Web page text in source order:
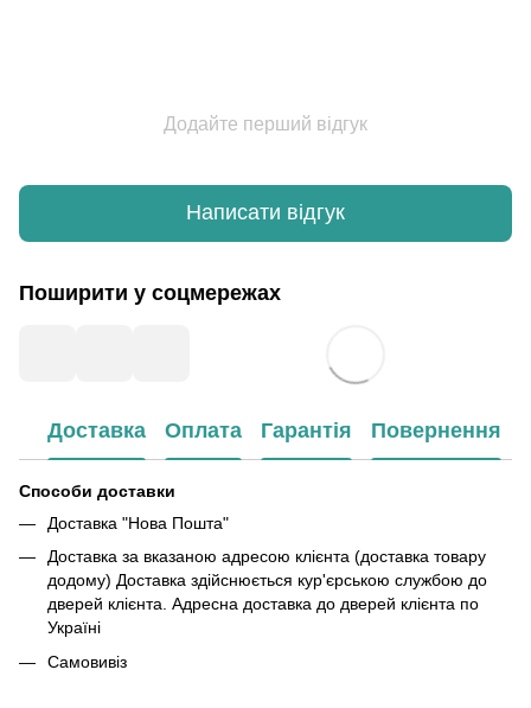
Додайте перший відгук
Написати відгук
Поширити у соцмережах
Доставка Оплата Гарантія Повернення
Способи доставки
Доставка "Нова Пошта"
Доставка за вказаною адресою клієнта (доставка товару
додому) Доставка здійснюється кур'єрською службою до
дверей клієнта. Адресна доставка до дверей клієнта по
Україні
Самовивіз